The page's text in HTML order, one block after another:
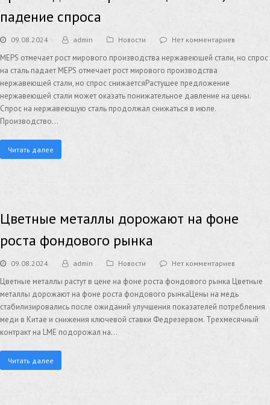
падение спроса
09.08.2024 admin Новости Нет комментариев
MEPS отмечает рост мирового производства нержавеющей стали, но спрос
на сталь падает MEPS отмечает рост мирового производства
нержавеющей стали, но спрос снижаетсяРастущее предложение
нержавеющей стали может оказать понижательное давление на цены.
Спрос на нержавеющую сталь продолжал снижаться в июле.
Производство…
Читать далее
Цветные металлы дорожают на фоне
роста фондового рынка
09.08.2024 admin Новости Нет комментариев
Цветные металлы растут в цене на фоне роста фондового рынка Цветные
металлы дорожают на фоне роста фондового рынкаЦены на медь
стабилизировались после ожиданий улучшения показателей потребления
меди в Китае и снижения ключевой ставки Федрезервом. Трехмесячный
контракт на LME подорожал на…
Читать далее